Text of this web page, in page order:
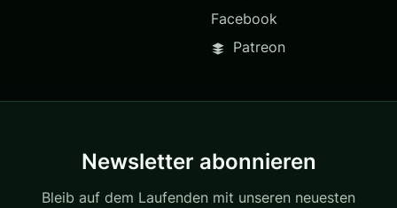
Facebook
Patreon
Newsletter abonnieren
Bleib auf dem Laufenden mit unseren neuesten